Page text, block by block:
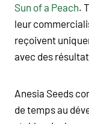
Sun of a Peach.
leur
reçoivent
avec des
Anesia Seeds
de temps au